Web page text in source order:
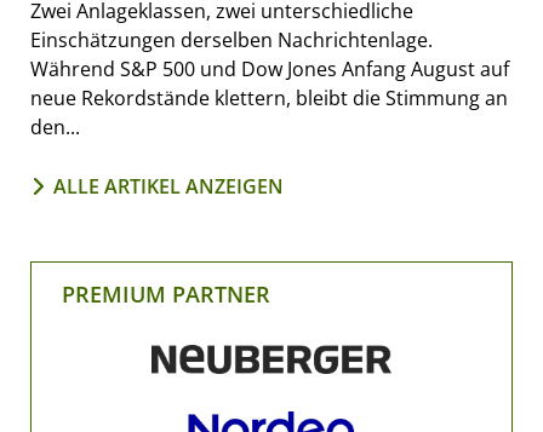
Zwei Anlageklassen, zwei unterschiedliche
Einschätzungen derselben Nachrichtenlage.
Während S&P 500 und Dow Jones Anfang August auf
neue Rekordstände klettern, bleibt die Stimmung an
den...
ALLE ARTIKEL ANZEIGEN
PREMIUM PARTNER